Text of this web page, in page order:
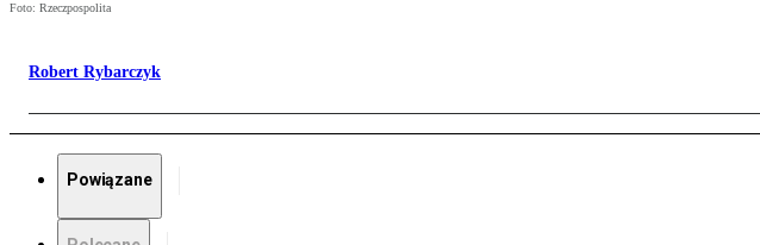
Foto: Rzeczpospolita
Robert Rybarczyk
Powiązane